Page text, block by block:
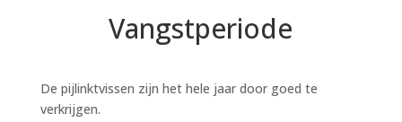
Vangstperiode
De pijlinktvissen zijn het hele jaar door goed te
verkrijgen.